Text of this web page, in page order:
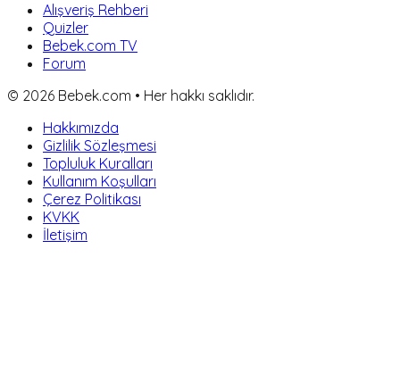
Alışveriş Rehberi
Quizler
Bebek.com TV
Forum
© 2026 Bebek.com • Her hakkı saklıdır.
Hakkımızda
Gizlilik Sözleşmesi
Topluluk Kuralları
Kullanım Koşulları
Çerez Politikası
KVKK
İletişim